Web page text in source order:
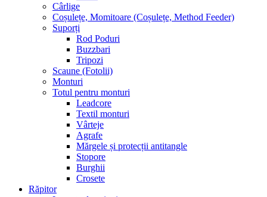
Cârlige
Coșulețe, Momitoare (Coșulețe, Method Feeder)
Suporți
Rod Poduri
Buzzbari
Tripozi
Scaune (Fotolii)
Monturi
Totul pentru monturi
Leadcore
Textil monturi
Vârteje
Agrafe
Mărgele și protecții antitangle
Stopore
Burghii
Crosete
Răpitor